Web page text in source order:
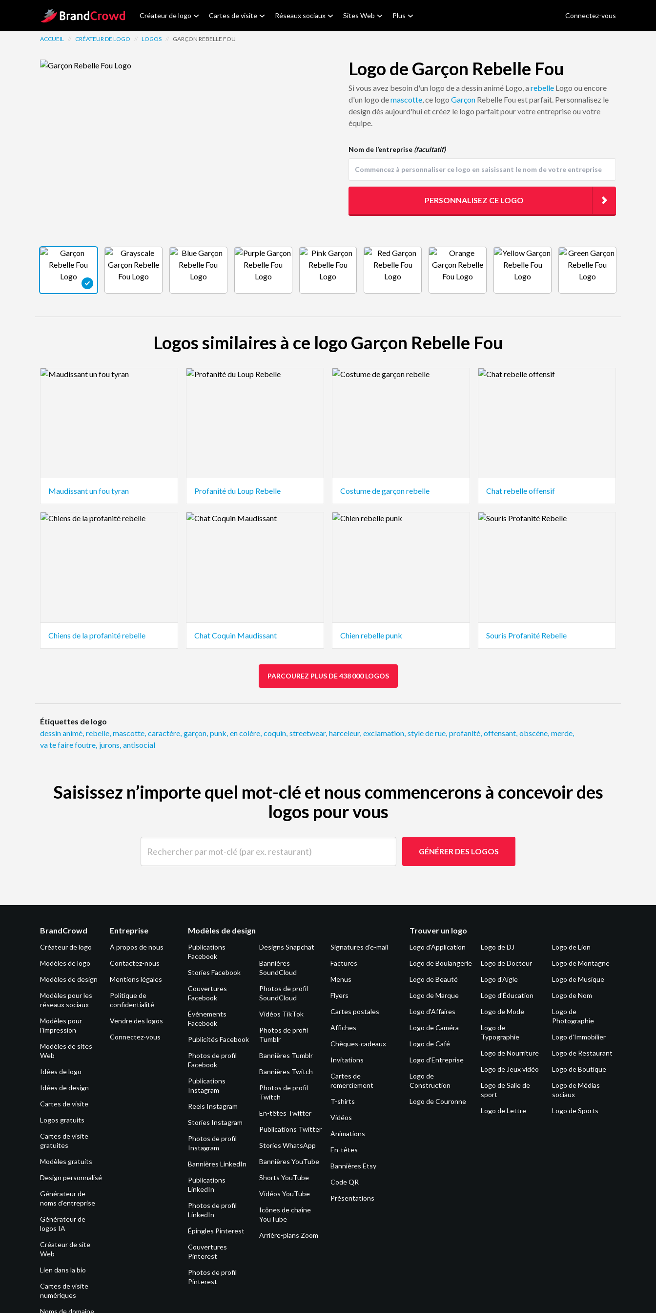
Site Logo Créateur de logo Cartes de visite Réseaux sociaux Sites Web Plus Connectez-vous
ACCUEIL // CRÉATEUR DE LOGO // LOGOS // GARÇON REBELLE FOU
Logo de Garçon Rebelle Fou
Si vous avez besoin d'un logo de a dessin animé Logo, a rebelle Logo ou encore
d'un logo demascotte, ce logo Garçon Rebelle Fou est parfait. Personnalisez le
design dès aujourd'hui et créez le logo parfait pour votre entreprise ou votre
équipe.
Nom de l’entreprise (facultatif)
PERSONNALISEZ CE LOGO
Logos similaires à ce logo Garçon Rebelle Fou
Logo Preview Image
Maudissant un fou tyran
Logo Preview Image
Profanité du Loup Rebelle
Logo Preview Image
Costume de garçon rebelle
Logo Preview Image
Chat rebelle offensif
Logo Preview Image
Chiens de la profanité rebelle
Logo Preview Image
Chat Coquin Maudissant
Logo Preview Image
Chien rebelle punk
Logo Preview Image
Souris Profanité Rebelle
PARCOUREZ PLUS DE 438 000 LOGOS
Étiquettes de logo
dessin animé, rebelle, mascotte, caractère, garçon, punk, en colère, coquin, streetwear, harceleur, exclamation, style de rue, profanité, offensant, obscène, merde,
va te faire foutre, jurons, antisocial
Saisissez n’importe quel mot-clé et nous commencerons à concevoir des
logos pour vous
GÉNÉRER DES LOGOS
BrandCrowd
Créateur de logo
Modèles de logo
Modèles de design
Modèles pour les
réseaux sociaux
Modèles pour
l'impression
Modèles de sites
Web
Idées de logo
Idées de design
Cartes de visite
Logos gratuits
Cartes de visite
gratuites
Modèles gratuits
Design personnalisé
Générateur de
noms d’entreprise
Générateur de
logos IA
Créateur de site
Web
Lien dans la bio
Cartes de visite
numériques
Noms de domaine
Entreprise
À propos de nous
Contactez-nous
Mentions légales
Politique de
confidentialité
Vendre des logos
Connectez-vous
Modèles de design
Publications
Facebook
Stories Facebook
Couvertures
Facebook
Événements
Facebook
Publicités Facebook
Photos de profil
Facebook
Publications
Instagram
Reels Instagram
Stories Instagram
Photos de profil
Instagram
Bannières LinkedIn
Publications
LinkedIn
Photos de profil
LinkedIn
Épingles Pinterest
Couvertures
Pinterest
Photos de profil
Pinterest
Designs Snapchat
Bannières
SoundCloud
Photos de profil
SoundCloud
Vidéos TikTok
Photos de profil
Tumblr
Bannières Tumblr
Bannières Twitch
Photos de profil
Twitch
En-têtes Twitter
Publications Twitter
Stories WhatsApp
Bannières YouTube
Shorts YouTube
Vidéos YouTube
Icônes de chaîne
YouTube
Arrière-plans Zoom
Signatures d’e-mail
Factures
Menus
Flyers
Cartes postales
Affiches
Chèques-cadeaux
Invitations
Cartes de
remerciement
T-shirts
Vidéos
Animations
En-têtes
Bannières Etsy
Code QR
Présentations
Trouver un logo
Logo d'Application
Logo de Boulangerie
Logo de Beauté
Logo de Marque
Logo d'Affaires
Logo de Caméra
Logo de Café
Logo d'Entreprise
Logo de
Construction
Logo de Couronne
Logo de DJ
Logo de Docteur
Logo d'Aigle
Logo d'Éducation
Logo de Mode
Logo de
Typographie
Logo de Nourriture
Logo de Jeux vidéo
Logo de Salle de
sport
Logo de Lettre
Logo de Lion
Logo de Montagne
Logo de Musique
Logo de Nom
Logo de
Photographie
Logo d'Immobilier
Logo de Restaurant
Logo de Boutique
Logo de Médias
sociaux
Logo de Sports